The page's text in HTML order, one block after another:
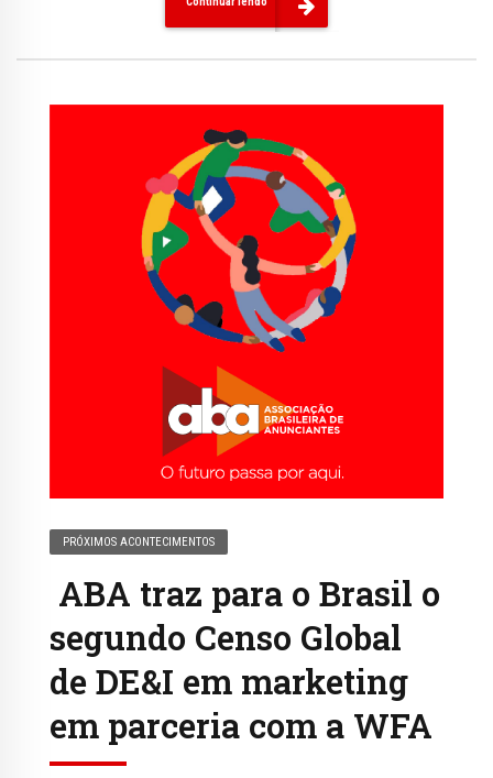
PRÓXIMOS ACONTECIMENTOS
ABA traz para o Brasil o
segundo Censo Global
de DE&I em marketing
em parceria com a WFA